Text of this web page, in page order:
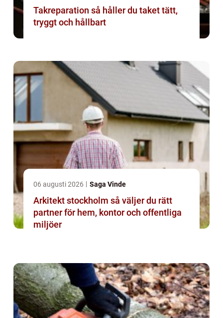
Takreparation så håller du taket tätt,
tryggt och hållbart
06 augusti 2026 Saga Vinde
Arkitekt stockholm så väljer du rätt
partner för hem, kontor och offentliga
miljöer